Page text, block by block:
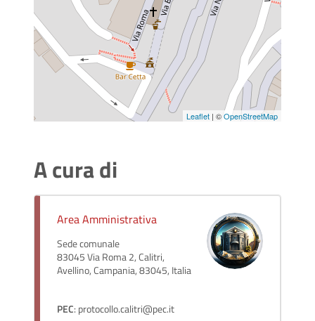
Leaflet | ©OpenStreetMap
A cura di
Area Amministrativa
Sede comunale
83045 Via Roma 2, Calitri,
Avellino, Campania, 83045, Italia
PEC: protocollo.calitri@pec.it